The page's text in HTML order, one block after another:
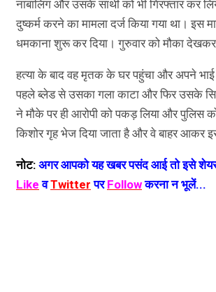
नाबालिग और उसके साथी को भी गिरफ्तार कर
दुष्कर्म करने का मामला दर्ज किया गया था। इस
धमकाना शुरू कर दिया। गुरुवार को मौका
हत्या के बाद वह मृतक के घर पहुंचा और अपने भाई
पहले ब्लेड से उसका गला काटा और फिर उसके
ने मौके पर ही आरोपी को पकड़ लिया और पुलिस
किशोर गृह भेज दिया जाता है और वे बाहर आकर
नोट: अगर आपको यह खबर पसंद आई तो इसे
Like वTwitter परFollowकरना न भूलें...